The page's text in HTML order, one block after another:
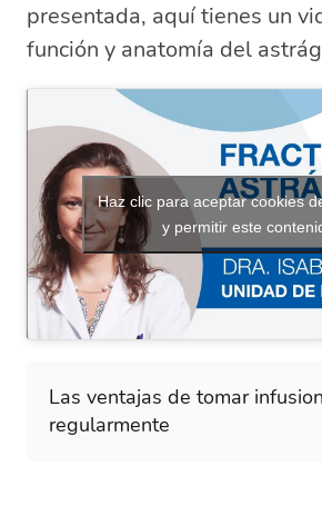
presentada, aquí tienes un
función y anatomía del
Haz clic para aceptar cookies
y permitir este
Las ventajas de tomar
regularmente